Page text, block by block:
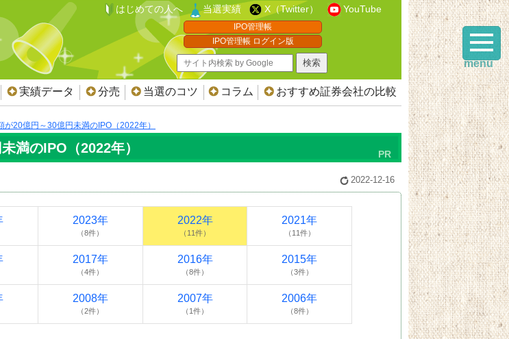
はじめての人へ 当選実績 X（Twitter） YouTube
IPO管理帳
IPO管理帳 ログイン版
実績データ 分売 当選のコツ コラム おすすめ証券会社の比較
20億円～30億円未満のIPO（2022年）
満のIPO（2022年）
2022-12-16
2023年
（8件）
2022年
（11件）
2021年
（11件）
2017年
（4件）
2016年
（8件）
2015年
（3件）
2008年
（2件）
2007年
（1件）
2006年
（8件）
menu